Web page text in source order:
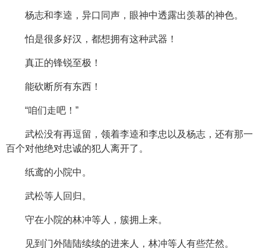
杨志和李逵，异口同声，眼神中透露出羡慕的神色。
怕是很多好汉，都想拥有这种武器！
真正的锋锐至极！
能砍断所有东西！
“咱们走吧！”
武松没有再逗留，领着李逵和李忠以及杨志，还有那一
百个对他绝对忠诚的犯人离开了。
纸鸢的小院中。
武松等人回归。
守在小院的林冲等人，簇拥上来。
见到门外陆陆续续的进来人，林冲等人有些茫然。